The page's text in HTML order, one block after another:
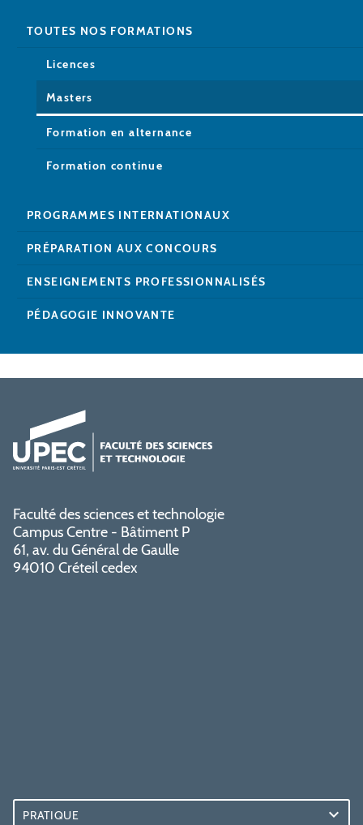
TOUTES NOS FORMATIONS
Licences
Masters
Formation en alternance
Formation continue
PROGRAMMES INTERNATIONAUX
PRÉPARATION AUX CONCOURS
ENSEIGNEMENTS PROFESSIONNALISÉS
PÉDAGOGIE INNOVANTE
Faculté des sciences et technologie
Campus Centre - Bâtiment P
61, av. du Général de Gaulle
94010 Créteil cedex
PRATIQUE